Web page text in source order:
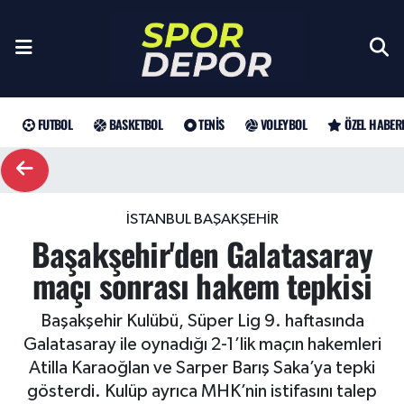
FUTBOL BASKETBOL TENIS VOLEYBOL ÖZEL
İSTANBUL BAŞAKŞEHIR
Başakşehir'den Galatasaray
maçı sonrası hakem tepkisi
Başakşehir Kulübü, Süper Lig 9. haftasında
Galatasaray ile oynadığı 2-1’lik maçın hakemleri
Atilla Karaoğlan ve Sarper Barış Saka’ya tepki
gösterdi. Kulüp ayrıca MHK’nin istifasını talep
Trendyol Süper Lig
Şampiyonlar Ligi
UEFA Avrupa Ligi
Avrupa Konferans Ligi
Türkiye Basketbol Ligi
Sultanlar Ligi
Özel Haberler
Muhabirler
Arama
Şampiyonlar Ligi
UEFA Avrupa Ligi
Avrupa Konferans Ligi
Trendyol Süper Lig
Nöbetçi Eczaneler
Tüm Manşetler
Son Dakika Haberleri
Haber Arşivi